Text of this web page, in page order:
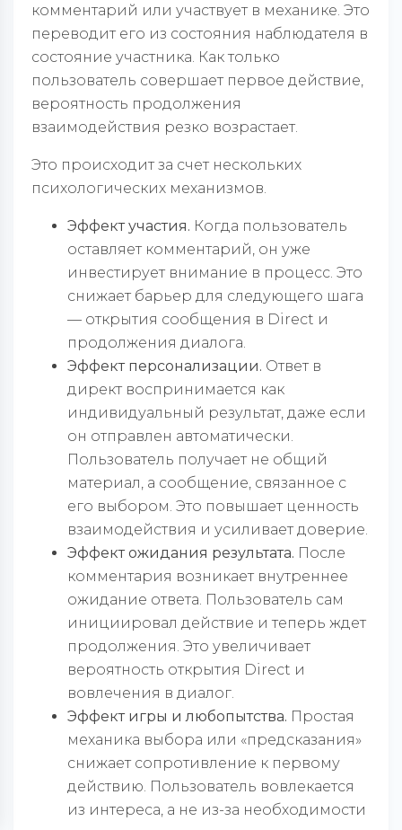
комментарий или участвует в механике. Это
переводит его из состояния наблюдателя в
состояние участника. Как только
пользователь совершает первое действие,
вероятность продолжения
взаимодействия резко возрастает.
Это происходит за счет нескольких
психологических механизмов.
Эффект участия. Когда пользователь
оставляет комментарий, он уже
инвестирует внимание в процесс. Это
снижает барьер для следующего шага
— открытия сообщения в Direct и
продолжения диалога.
Эффект персонализации. Ответ в
директ воспринимается как
индивидуальный результат, даже если
он отправлен автоматически.
Пользователь получает не общий
материал, а сообщение, связанное с
его выбором. Это повышает ценность
взаимодействия и усиливает доверие.
Эффект ожидания результата. После
комментария возникает внутреннее
ожидание ответа. Пользователь сам
инициировал действие и теперь ждет
продолжения. Это увеличивает
вероятность открытия Direct и
вовлечения в диалог.
Эффект игры и любопытства. Простая
механика выбора или «предсказания»
снижает сопротивление к первому
действию. Пользователь вовлекается
из интереса, а не из-за необходимости